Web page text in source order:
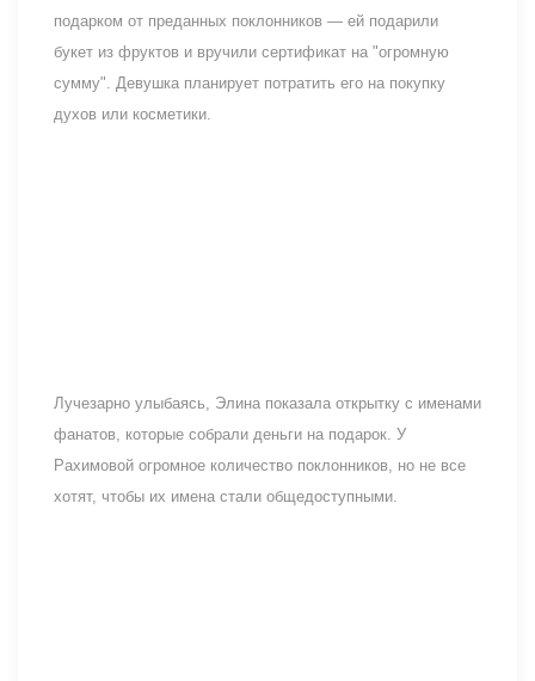
подарком от преданных поклонников — ей подарили
букет из фруктов и вручили сертификат на "огромную
сумму". Девушка планирует потратить его на покупку
духов или косметики.
Лучезарно улыбаясь, Элина показала открытку с именами
фанатов, которые собрали деньги на подарок. У
Рахимовой огромное количество поклонников, но не все
хотят, чтобы их имена стали общедоступными.